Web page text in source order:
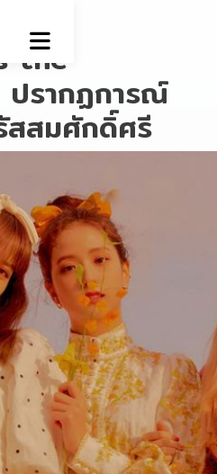
the
ปรากฏการณ์
สสมศักดิ์ศรี